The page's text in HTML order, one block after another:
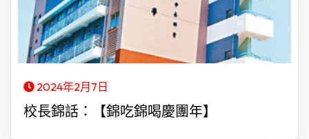
2024年2月7日
校長錦話：【錦吃錦喝慶團年】